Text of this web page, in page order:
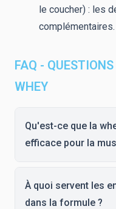
le coucher) : les
complémentaires.
FAQ -
WHEY
Qu'est-ce que la
efficace pour la
À quoi servent les
dans la formule ?